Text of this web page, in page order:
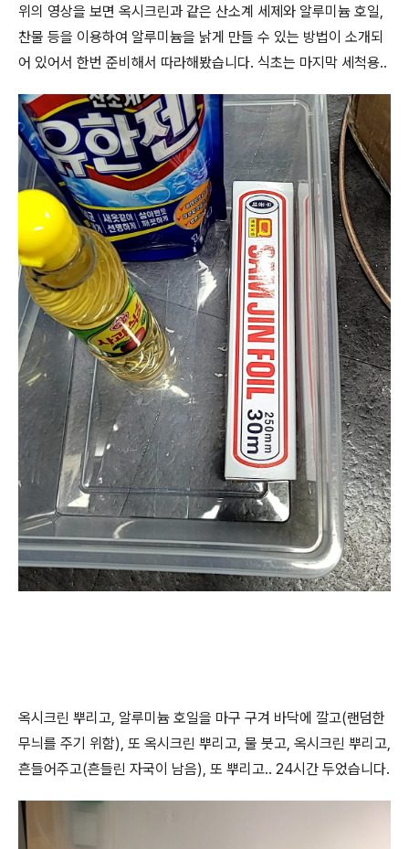
위의 영상을 보면 옥시크린과 같은 산소계 세제와 알루미늄 호일,
찬물 등을 이용하여 알루미늄을 낡게 만들 수 있는 방법이 소개되
어 있어서 한번 준비해서 따라해봤습니다. 식초는 마지막 세척용..
옥시크린 뿌리고, 알루미늄 호일을 마구 구겨 바닥에 깔고(랜덤한
무늬를 주기 위함), 또 옥시크린 뿌리고, 물 붓고, 옥시크린 뿌리고,
흔들어주고(흔들린 자국이 남음), 또 뿌리고.. 24시간 두었습니다.